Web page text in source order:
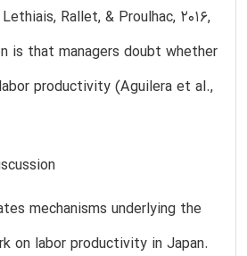
Rallet, & Proulhac, 2016,
is that managers doubt whether
productivity (Aguilera et al.,
mechanisms underlying the
on labor productivity in Japan.